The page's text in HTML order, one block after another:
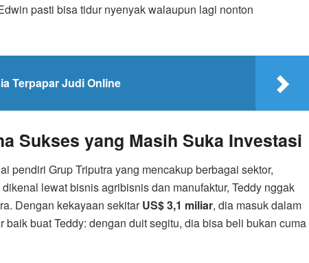
pasti bisa tidur nyenyak walaupun lagi nonton
Terpapar Judi Online
Sukses yang Masih Suka Investasi
pendiri Grup Triputra yang mencakup berbagai sektor,
lewat bisnis agribisnis dan manufaktur, Teddy nggak
Dengan kekayaan sekitarUS$ 3,1 miliar, dia masuk dalam
buat Teddy: dengan duit segitu, dia bisa beli bukan cuma